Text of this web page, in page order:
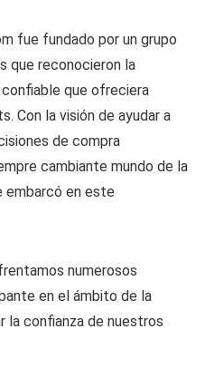
fue fundado por un grupo
que reconocieron la
que ofreciera
Con la visión de ayudar a
de compra
cambiante mundo de la
embarcó en este
numerosos
en el ámbito de la
la confianza de nuestros